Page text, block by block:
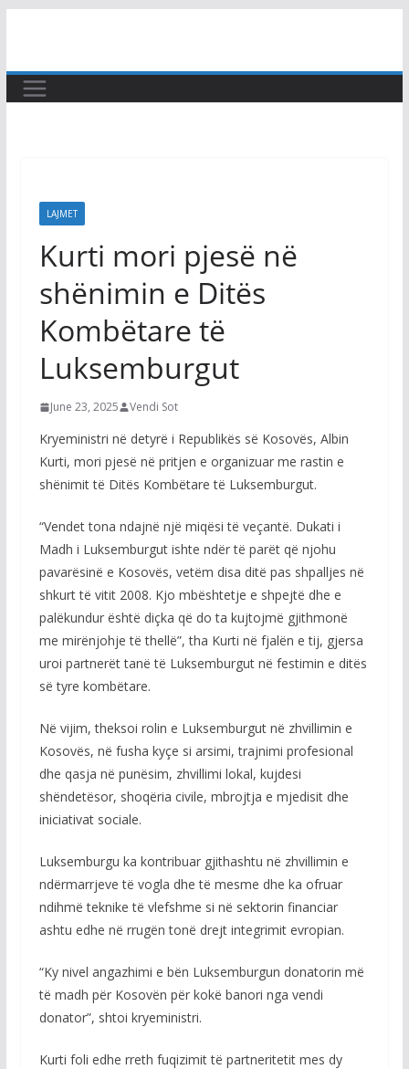
content
LAJMET
Kurti mori pjesë në
shënimin e Ditës
Kombëtare të
Luksemburgut
June 23, 2025 Vendi Sot
Kryeministri në detyrë i Republikës së Kosovës, Albin
Kurti, mori pjesë në pritjen e organizuar me rastin e
shënimit të Ditës Kombëtare të Luksemburgut.
“Vendet tona ndajnë një miqësi të veçantë. Dukati i
Madh i Luksemburgut ishte ndër të parët që njohu
pavarësinë e Kosovës, vetëm disa ditë pas shpalljes në
shkurt të vitit 2008. Kjo mbështetje e shpejtë dhe e
palëkundur është diçka që do ta kujtojmë gjithmonë
me mirënjohje të thellë”, tha Kurti në fjalën e tij, gjersa
uroi partnerët tanë të Luksemburgut në festimin e ditës
së tyre kombëtare.
Në vijim, theksoi rolin e Luksemburgut në zhvillimin e
Kosovës, në fusha kyçe si arsimi, trajnimi profesional
dhe qasja në punësim, zhvillimi lokal, kujdesi
shëndetësor, shoqëria civile, mbrojtja e mjedisit dhe
iniciativat sociale.
Luksemburgu ka kontribuar gjithashtu në zhvillimin e
ndërmarrjeve të vogla dhe të mesme dhe ka ofruar
ndihmë teknike të vlefshme si në sektorin financiar
ashtu edhe në rrugën tonë drejt integrimit evropian.
“Ky nivel angazhimi e bën Luksemburgun donatorin më
të madh për Kosovën për kokë banori nga vendi
donator”, shtoi kryeministri.
Kurti foli edhe rreth fuqizimit të partneritetit mes dy